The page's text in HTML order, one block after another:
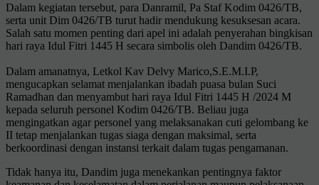
Dalam kegiatan tersebut, para Danramil, Pa Staf Kodim 0426/TB,
serta unit Dim 0426/TB turut hadir mendukung kesuksesan acara.
Salah satu momen penting dari apel ini adalah penyerahan bingkisan
hari raya Idul Fitri 1445 H secara simbolis oleh Dandim 0426/TB.
Dalam amanatnya, Letkol Kav Delvy Marico,S.E.M.I.P,
mengucapkan selamat menjalankan ibadah puasa bulan Suci
Ramadhan dan menyambut hari raya Idul Fitri 1445 H /2024 M
kepada seluruh personel Kodim 0426/TB. Beliau juga
mengingatkan agar personel yang melaksanakan cuti gelombang ke
II tetap menjalankan tugas siaga dengan maksimal, serta
berkoordinasi dengan instansi terkait dalam tugas pengamanan.
Tidak hanya itu, Dandim juga menekankan pentingnya faktor